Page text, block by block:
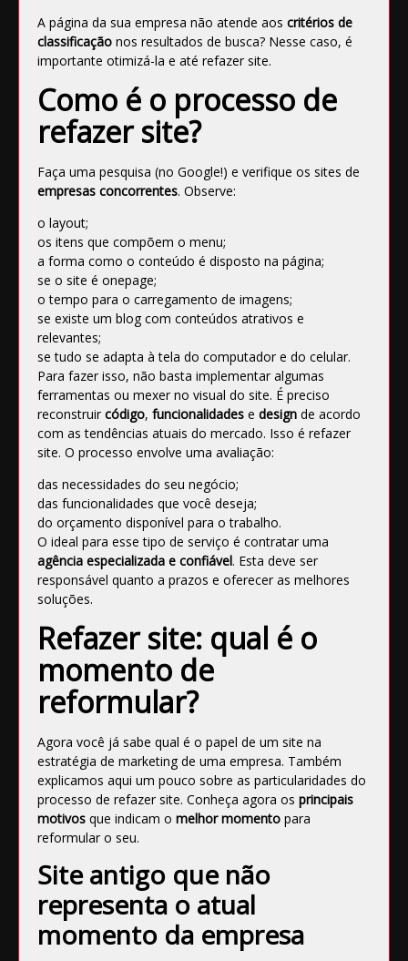
A página da sua empresa não atende aos critérios de
classificação nos resultados de busca? Nesse caso, é
importante otimizá-la e até refazer site.
Como é o processo de
refazer site?
Faça uma pesquisa (no Google!) e verifique os sites de
empresas concorrentes. Observe:
o layout;
os itens que compõem o menu;
a forma como o conteúdo é disposto na página;
se o site é onepage;
o tempo para o carregamento de imagens;
se existe um blog com conteúdos atrativos e
relevantes;
se tudo se adapta à tela do computador e do celular.
Para fazer isso, não basta implementar algumas
ferramentas ou mexer no visual do site. É preciso
reconstruir código, funcionalidades e design de acordo
com as tendências atuais do mercado. Isso é refazer
site. O processo envolve uma avaliação:
das necessidades do seu negócio;
das funcionalidades que você deseja;
do orçamento disponível para o trabalho.
O ideal para esse tipo de serviço é contratar uma
agência especializada e confiável. Esta deve ser
responsável quanto a prazos e oferecer as melhores
soluções.
Refazer site: qual é o
momento de
reformular?
Agora você já sabe qual é o papel de um site na
estratégia de marketing de uma empresa. Também
explicamos aqui um pouco sobre as particularidades do
processo de refazer site. Conheça agora os principais
motivos que indicam o melhor momento para
reformular o seu.
Site antigo que não
representa o atual
momento da empresa